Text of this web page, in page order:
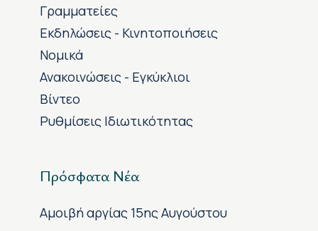
Γραμματείες
Εκδηλώσεις - Κινητοποιήσεις
Νομικά
Ανακοινώσεις - Εγκύκλιοι
Βίντεο
Ρυθμίσεις Ιδιωτικότητας
Πρόσφατα Νέα
Αμοιβή αργίας 15ης Αυγούστου